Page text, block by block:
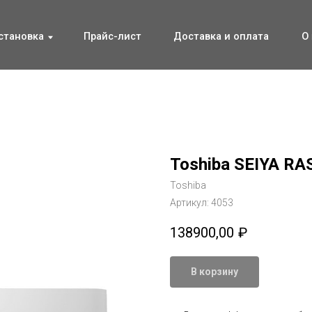
Прайс-лист Доставка и оплата О компании
Прайс-лист Доставка и оплата О компании
Toshiba SEIYA
Toshiba
Артикул: 4053
138900,00 ₽
В корзину